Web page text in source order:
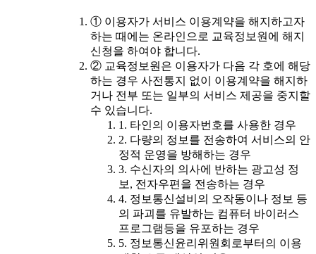
① 이용자가 서비스 이용계약을 해지하고자
하는 때에는 온라인으로 교육정보원에 해지
신청을 하여야 합니다.
② 교육정보원은 이용자가 다음 각 호에 해당
하는 경우 사전통지 없이 이용계약을 해지하
거나 전부 또는 일부의 서비스 제공을 중지할
수 있습니다.
1. 타인의 이용자번호를 사용한 경우
2. 다량의 정보를 전송하여 서비스의 안
정적 운영을 방해하는 경우
3. 수신자의 의사에 반하는 광고성 정
보, 전자우편을 전송하는 경우
4. 정보통신설비의 오작동이나 정보 등
의 파괴를 유발하는 컴퓨터 바이러스
프로그램등을 유포하는 경우
5. 정보통신윤리위원회로부터의 이용